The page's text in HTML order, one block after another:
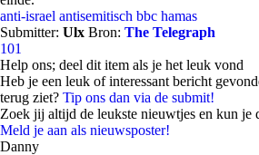
anti-israel antisemitisch bbc hamas
Submitter: Ulx Bron: The Telegraph
101
Help ons; deel dit item als je het leuk vond
Heb je een leuk of interessant bericht
terug ziet? Tip ons dan via de submit!
Zoek jij altijd de leukste nieuwtjes en kun je
Meld je aan als nieuwsposter!
Danny